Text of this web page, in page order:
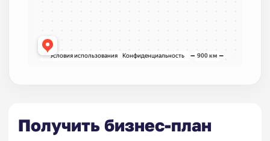
Получить бизнес-план